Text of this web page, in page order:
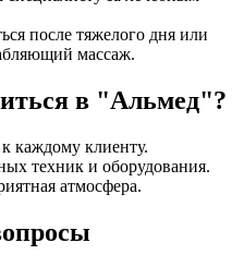
после тяжелого дня или
массаж.
в "Альмед"?
каждому клиенту.
техник и оборудования.
атмосфера.